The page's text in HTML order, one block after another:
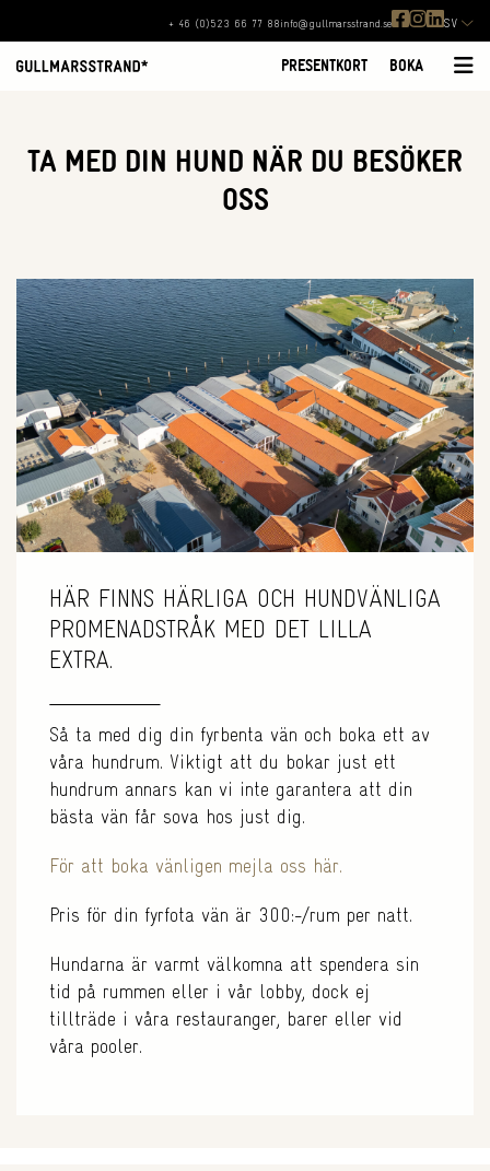
+ 46 (0)523 66 77 88 info@gullmarsstrand.se SV
PRESENTKORT BOKA
TA MED DIN HUND NÄR DU BESÖKER
OSS
HÄR FINNS HÄRLIGA OCH HUNDVÄNLIGA
PROMENADSTRÅK MED DET LILLA
EXTRA.
Så ta med dig din fyrbenta vän och boka ett av
våra hundrum. Viktigt att du bokar just ett
hundrum annars kan vi inte garantera att din
bästa vän får sova hos just dig.
För att boka vänligen mejla oss här.
Pris för din fyrfota vän är 300:-/rum per natt.
Hundarna är varmt välkomna att spendera sin
tid på rummen eller i vår lobby, dock ej
tillträde i våra restauranger, barer eller vid
våra pooler.